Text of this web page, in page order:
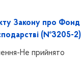
Закону про Фонд
(№3205-2)
Не прийнято